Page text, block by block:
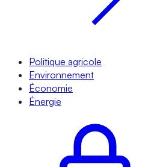
Politique agricole
Environnement
Économie
Énergie